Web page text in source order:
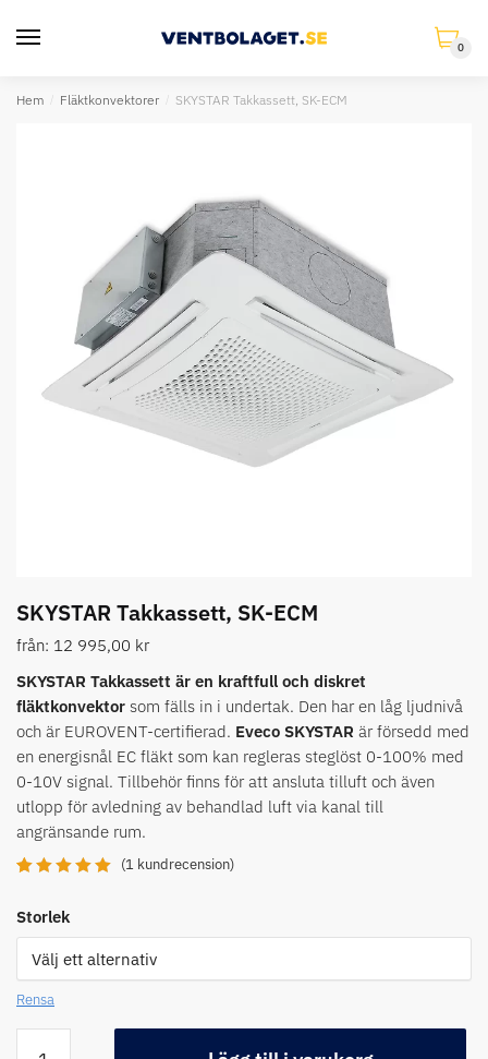
0
Hem Fläktkonvektorer SKYSTAR Takkassett, SK-ECM
SKYSTAR Takkassett, SK-ECM
från: 12 995,00 kr
SKYSTAR Takkassett är en kraftfull och diskret
fläktkonvektor som fälls in i undertak. Den har en låg ljudnivå
och är EUROVENT-certifierad. Eveco SKYSTAR är försedd med
en energisnål EC fläkt som kan regleras steglöst 0-100% med
0-10V signal. Tillbehör finns för att ansluta tilluft och även
utlopp för avledning av behandlad luft via kanal till
angränsande rum.
av 5
baserat på
kundrecensi
on
(1 kundrecension)
Storlek
Rensa